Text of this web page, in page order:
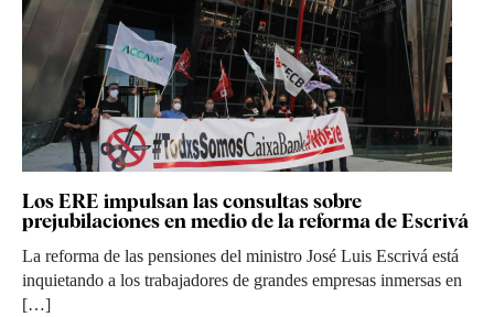
Los ERE impulsan las consultas sobre
prejubilaciones en medio de la reforma de Escrivá
La reforma de las pensiones del ministro José Luis Escrivá está
inquietando a los trabajadores de grandes empresas inmersas en
[…]